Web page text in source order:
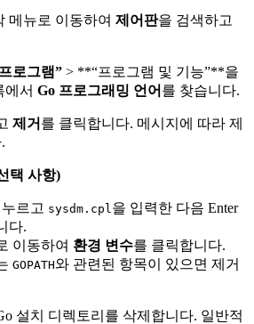
메뉴로 이동하여 제어판을 검색하고
로그램” > **“프로그램 및 기능”**을
에서 Go 프로그래밍 언어 를 찾습니다.
제거 를 클릭합니다. 메시지에 따라 제
택 사항)
르고 sysdm.cpl 을 입력한 다음 Enter
다.
이동하여 환경 변수를 클릭합니다.
GOPATH와 관련된 항목이 있으면 제거
설치 디렉토리를 삭제합니다. 일반적